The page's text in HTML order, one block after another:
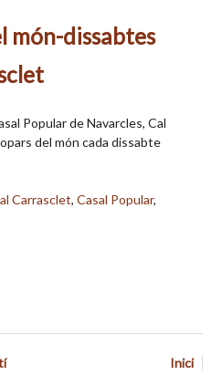
món-dissabtes
Popular de Navarcles, Cal
del món cada dissabte
Carrasclet, Casal Popular,
Inici